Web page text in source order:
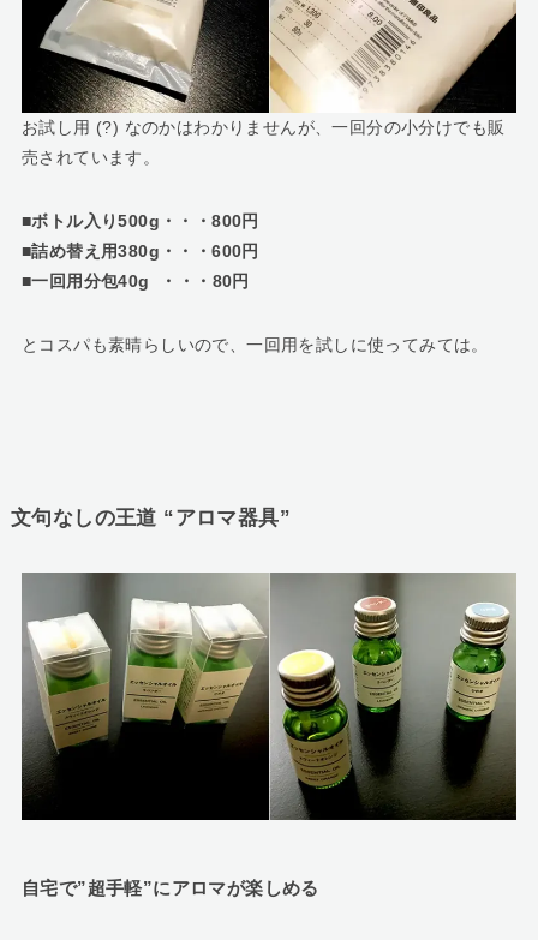
お試し用 (?) なのかはわかりませんが、一回分の小分けでも販
売されています。
■ボトル入り500g・・・800円
■詰め替え用380g・・・600円
■一回用分包40g ・・・80円
とコスパも素晴らしいので、一回用を試しに使ってみては。
文句なしの王道 “アロマ器具”
自宅で”超手軽”にアロマが楽しめる